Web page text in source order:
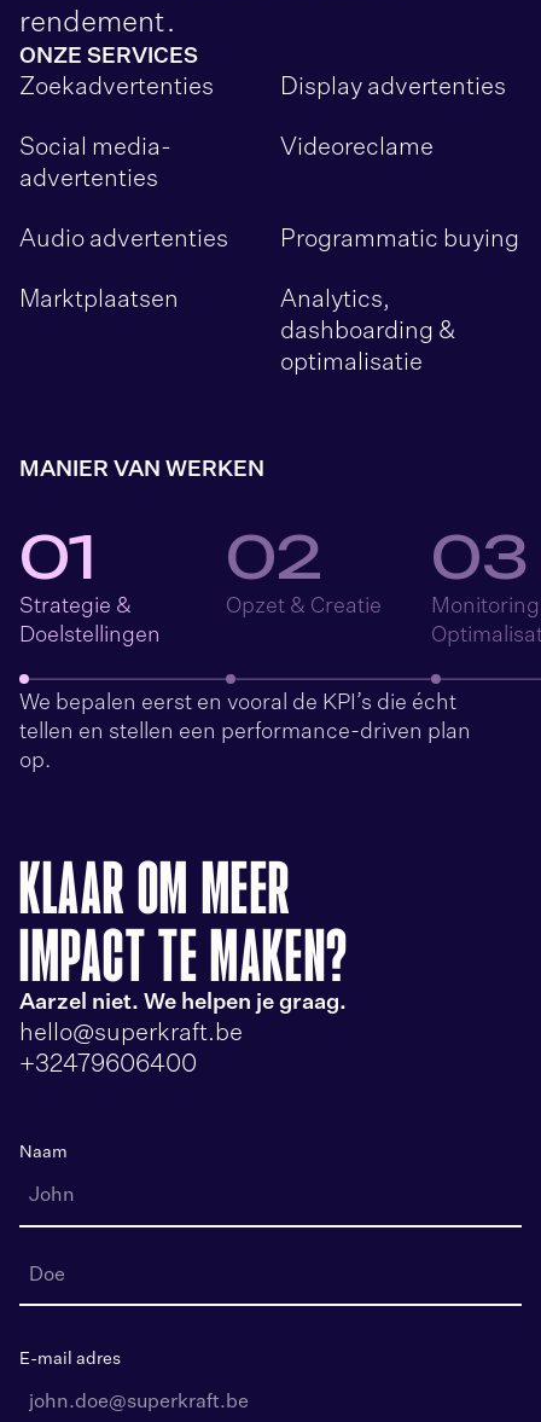
ONZE SERVICES
Zoekadvertenties Display advertenties
Social media-
advertenties
Videoreclame
Audio advertenties Programmatic buying
Marktplaatsen
Analytics,
dashboarding &
optimalisatie
rendement.
MANIER VAN WERKEN
01
Strategie &
Doelstellingen
02
Opzet & Creatie
03
We bepalen eerst en vooral de KPI’s die écht
tellen en stellen een performance-driven plan
op.
KLAAR OM MEER
IMPACT TE MAKEN?
Aarzel niet. We helpen je graag.
hello@superkraft.be
+32479606400
Naam
E-mail adres